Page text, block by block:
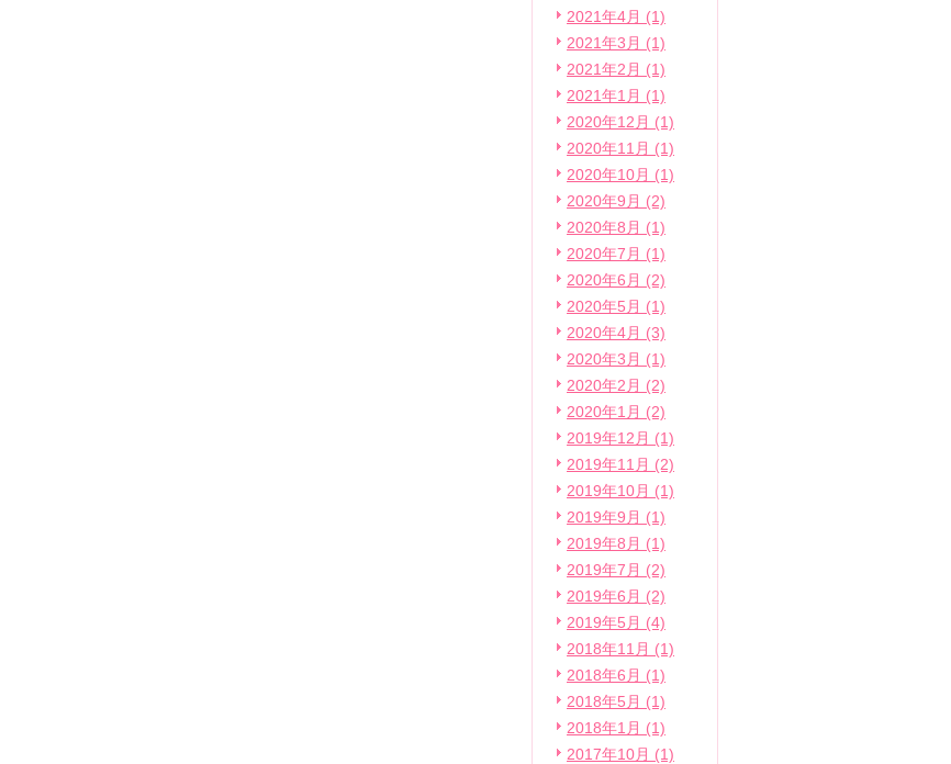
2021年4月 (1)
2021年3月 (1)
2021年2月 (1)
2021年1月 (1)
2020年12月 (1)
2020年11月 (1)
2020年10月 (1)
2020年9月 (2)
2020年8月 (1)
2020年7月 (1)
2020年6月 (2)
2020年5月 (1)
2020年4月 (3)
2020年3月 (1)
2020年2月 (2)
2020年1月 (2)
2019年12月 (1)
2019年11月 (2)
2019年10月 (1)
2019年9月 (1)
2019年8月 (1)
2019年7月 (2)
2019年6月 (2)
2019年5月 (4)
2018年11月 (1)
2018年6月 (1)
2018年5月 (1)
2018年1月 (1)
2017年10月 (1)